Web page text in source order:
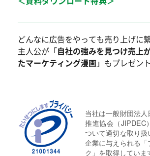
どんなに広告をやっても売り上げに
主人公が「自社の強みを見つけ売上
たマーケティング漫画」もプレゼント
当社は一般財団法
推進協会（JIPDEC
ついて適切な取り扱
企業に与えられる「
ク」を取得していま